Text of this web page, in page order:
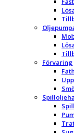
Förvaring